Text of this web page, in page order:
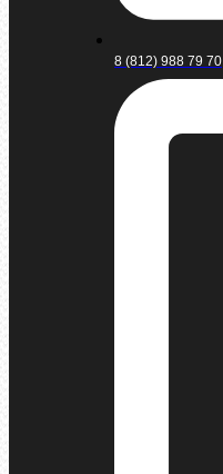
8 (812) 988 79 70